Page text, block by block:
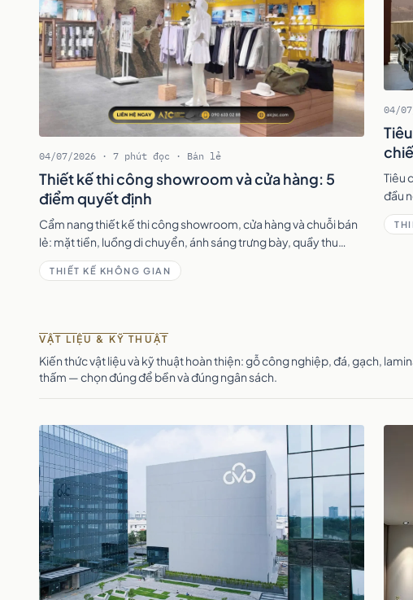
04/07/2026 · 7 phút đọc · Bán lẻ
Thiết kế thi công showroom và cửa hàng: 5
điểm quyết định
Cẩm nang thiết kế thi công showroom, cửa hàng và chuỗi bán
lẻ: mặt tiền, luồng di chuyển, ánh sáng trưng bày, quầy thu
ngân và triển khai kịp khai trương.
THIẾT KẾ KHÔNG GIAN
04/
Tiêu
đầu
VẬT LIỆU & KỸ THUẬT
Kiến thức vật liệu và kỹ thuật hoàn thiện: gỗ công nghiệp, đá, gạch,
thấm — chọn đúng để bền và đúng ngân sách.